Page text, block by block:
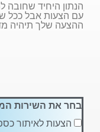
הנתון היחיד שחובה
עם הצעות אבל ככל
ההצעה שלך תיהיה
בחר את השירות
הצעות לאיתור